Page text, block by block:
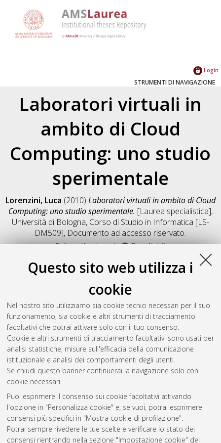
Questo sito web utilizza i
cookie
Nel nostro sito utilizziamo sia cookie tecnici necessari per il suo
funzionamento, sia cookie e altri strumenti di tracciamento
facoltativi che potrai attivare solo con il tuo consenso.
Cookie e altri strumenti di tracciamento facoltativi sono usati per
analisi statistiche, misure sull'efficacia della comunicazione
istituzionale e analisi dei comportamenti degli utenti.
Se chiudi questo banner continuerai la navigazione solo con i
cookie necessari.
Puoi esprimere il consenso sui cookie facoltativi attivando
l'opzione in "Personalizza cookie" e, se vuoi, potrai esprimere
consensi più specifici in "Mostra cookie di profilazione".
Potrai sempre rivedere le tue scelte e verificare lo stato dei
consensi rientrando nella sezione "Impostazione cookie" del
Login
STRUMENTI DI NAVIGAZIONE
Laboratori virtuali in
ambito di Cloud
Computing: uno studio
sperimentale
Lorenzini, Luca (2010) Laboratori virtuali in ambito di Cloud
Computing: uno studio sperimentale. [Laurea specialistica],
Università di Bologna, Corso di Studio in Informatica [LS-
DM509], Documento ad accesso riservato.
Salva citazione
Condividi
Documenti full-text disponibili:
Documento PDF
Full-text non accessibile fino al 1 Gennaio 2030.
Download (1MB)|Contatta l'autore
Altri metadati
Gestione del documento:
Atom
Rss 1.0
Rss 2.0